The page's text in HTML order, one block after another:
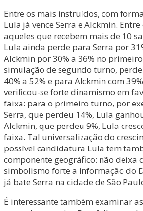
Entre os mais instruídos, com
Lula já vence Serra e Alckmin.
aqueles que recebem mais de 10
Lula ainda perde para Serra por
Alckmin por 30% a 36% no
simulação de segundo turno,
40% a 52% e para Alckmin com
verificou-se forte dinamismo em
faixa: para o primeiro turno, por
Serra, que perdeu 14%, Lula
Alckmin, que perdeu 9%, Lula
faixa. Tal universalização do
possível candidatura Lula tem
componente geográfico: não deixa
simbolismo forte a informação do
já bate Serra na cidade de São
É interessante também examinar